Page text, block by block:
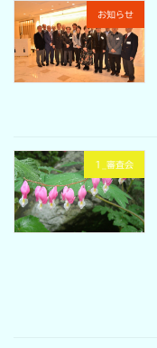
お知らせ
1_審査会